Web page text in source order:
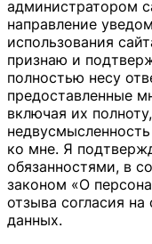
администратором
направление
использования
признаю и
полностью несу
предоставленные
включая их
ко мне. Я
обязанностями, в
законом «О
отзыва согласия
данных.